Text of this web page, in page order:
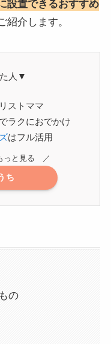
設置できるおすすめ
紹介します。
人▼
ストママ
でラクにおでかけ
はフル活用
っと見る ／
ち
の